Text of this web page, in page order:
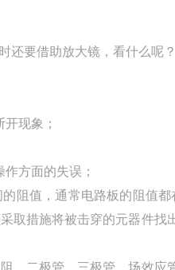
还要借助放大镜，看什么呢？
现象；
方面的失误；
阻值，通常电路板的阻值
取措施将被击穿的元器件找
、二极管、三极管、场效应